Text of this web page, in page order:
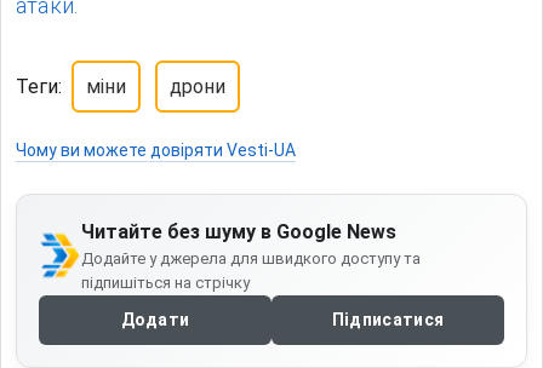
Теги: міни дрони
Чому ви можете довіряти Vesti-UA
Читайте без шуму в Google News
Додайте у джерела для швидкого доступу та
підпишіться на стрічку
Додати Підписатися